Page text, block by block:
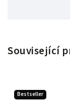
Související
Bestseller